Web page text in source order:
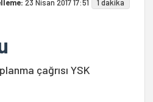
23 Nisan 2017 17:51
1 dakika
çağrısı YSK